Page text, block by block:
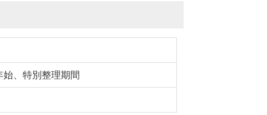
、 特別整理期間